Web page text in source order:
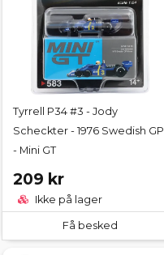
Tyrrell P34 #3 - Jody
Scheckter - 1976 Swedish GP
- Mini GT
209 kr
Ikke på lager
Få besked